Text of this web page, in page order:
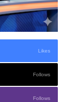
Likes
Follows
Follows